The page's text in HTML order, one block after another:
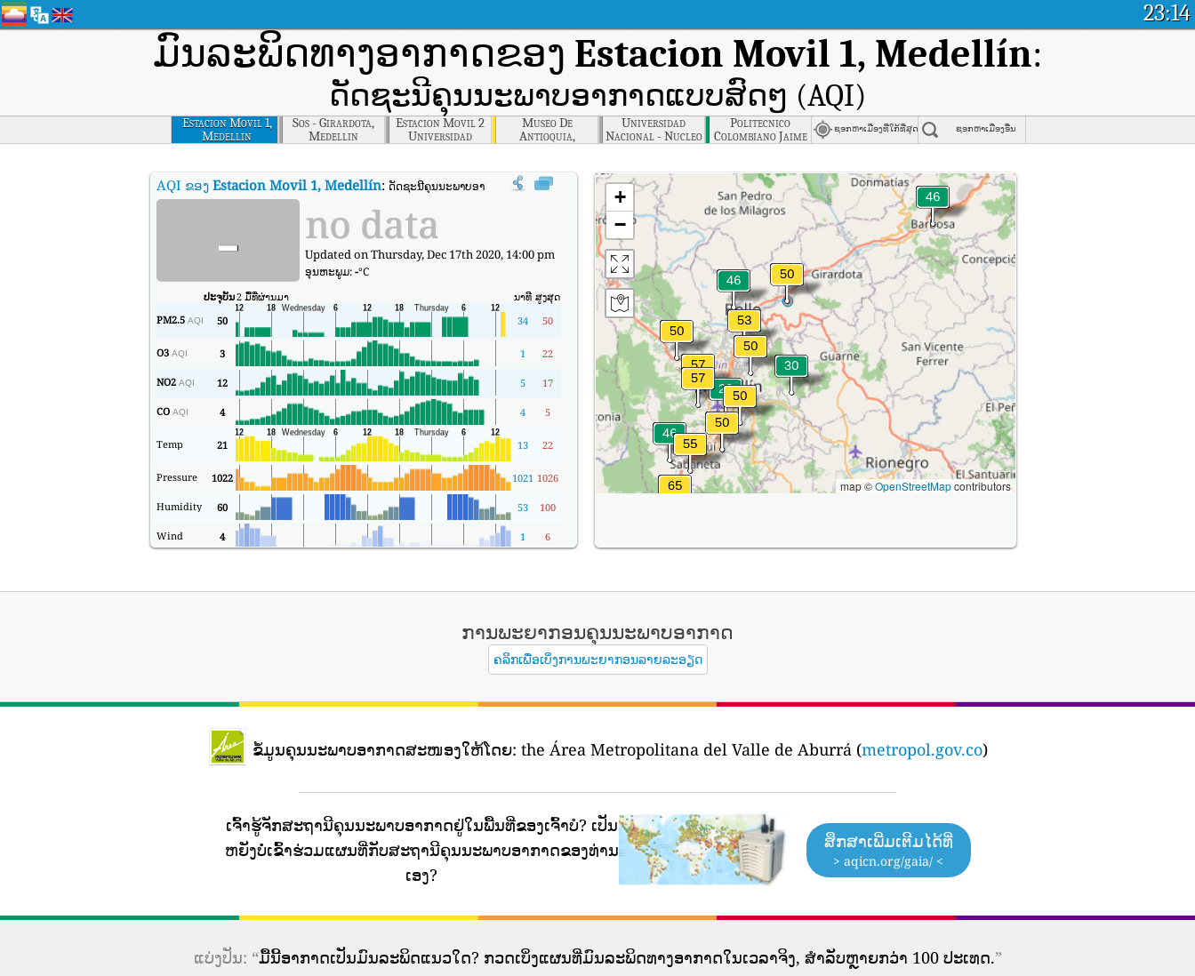
23:14
ມົນລະພິດທາງອາກາດຂອງ Estacion Movil 1, Medellín:
ດັດຊະນີຄຸນນະພາບອາກາດແບບສົດໆ (AQI)
Estacion Movil 1,
Medellin
Sos - Girardota,
Medellin
Estacion Movil 2
Universidad
Nacional De
Museo De
Antioquia,
Medellin
Universidad
Nacional - Nucleo
El Volador,
Politecnico
Colombiano Jaime
Isaza Cadavid,
ຊອກຫາເມືອງທີ່ໃກ້ທີ່ສຸດ ຊອກຫາເມືອງອື່ນ
AQI ຂອງ Estacion Movil 1, Medellín: ດັດຊະນີຄຸນນະພາບອາກາດຕາມເວລາຈິງຂອງ Estacion Movil 1, Medellín (AQI).
- no data
Updated on Thursday, Dec 17th 2020, 14:00 pm
ອຸນ​ຫະ​ພູມ:-°C
ປະຈຸບັນ2 ມື້ທີ່ຜ່ານມາ ນາທີ ສູງສຸດ
PM2.5 AQI 50 34 50
O3 AQI 3 1 22
NO2 AQI 12 5 17
CO AQI 4 4 5
Temp 21 13 22
Pressure 1022 1021 1026
Humidity 60 53 100
Wind 4 1 6
+
−
map ©OpenStreetMapcontributors
ການພະຍາກອນຄຸນນະພາບອາກາດ
ຄລິກເພື່ອເບິ່ງການພະຍາກອນລາຍລະອຽດ
ຂໍ້ມູນຄຸນນະພາບອາກາດສະໜອງໃຫ້ໂດຍ: the Área Metropolitana del Valle de Aburrá (metropol.gov.co)
ເຈົ້າຮູ້ຈັກສະຖານີຄຸນນະພາບອາກາດຢູ່ໃນພື້ນທີ່ຂອງເຈົ້າບໍ? ເປັນ
ຫຍັງບໍ່ເຂົ້າຮ່ວມແຜນທີ່ກັບສະຖານີຄຸນນະພາບອາກາດຂອງທ່ານ
ເອງ?
ສຶກສາເພີ່ມເຕີມໄດ້ທີ່
> aqicn.org/gaia/ <
ແບ່ງປັນ: “ມື້ນີ້ອາກາດເປັນມົນລະພິດແນວໃດ? ກວດເບິ່ງແຜນທີ່ມົນລະພິດທາງອາກາດໃນເວລາຈິງ, ສໍາລັບຫຼາຍກວ່າ 100 ປະເທດ.”